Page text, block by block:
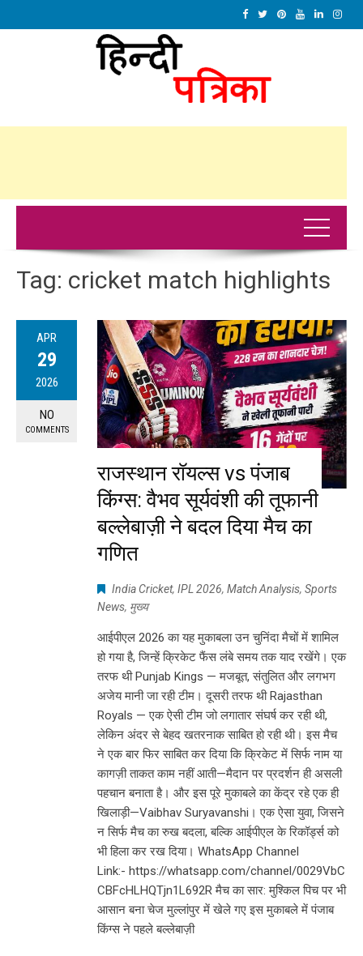
Tag: cricket match highlights
APR
29
2026
NO
COMMENTS
राजस्थान रॉयल्स vs पंजाब
किंग्स: वैभव सूर्यवंशी की तूफानी
बल्लेबाज़ी ने बदल दिया मैच का
गणित
India Cricket, IPL 2026, Match Analysis, Sports
News, मुख्य
आईपीएल 2026 का यह मुकाबला उन चुनिंदा मैचों में शामिल
हो गया है, जिन्हें क्रिकेट फैंस लंबे समय तक याद रखेंगे। एक
तरफ थी Punjab Kings — मजबूत, संतुलित और लगभग
अजेय मानी जा रही टीम। दूसरी तरफ थी Rajasthan
Royals — एक ऐसी टीम जो लगातार संघर्ष कर रही थी,
लेकिन अंदर से बेहद खतरनाक साबित हो रही थी। इस मैच
ने एक बार फिर साबित कर दिया कि क्रिकेट में सिर्फ नाम या
कागज़ी ताकत काम नहीं आती—मैदान पर प्रदर्शन ही असली
पहचान बनाता है। और इस पूरे मुकाबले का केंद्र रहे एक ही
खिलाड़ी—Vaibhav Suryavanshi। एक ऐसा युवा, जिसने
न सिर्फ मैच का रुख बदला, बल्कि आईपीएल के रिकॉर्ड्स को
भी हिला कर रख दिया। WhatsApp Channel
Link:- https://whatsapp.com/channel/0029VbC
CBFcHLHQTjn1L692R मैच का सार: मुश्किल पिच पर भी
आसान बना चेज मुल्लांपुर में खेले गए इस मुकाबले में पंजाब
किंग्स ने पहले बल्लेबाज़ी